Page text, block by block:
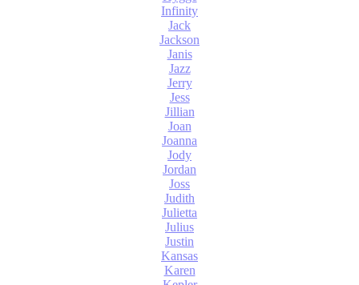
Infinity
Jack
Jackson
Janis
Jazz
Jerry
Jess
Jillian
Joan
Joanna
Jody
Jordan
Joss
Judith
Julietta
Julius
Justin
Kansas
Karen